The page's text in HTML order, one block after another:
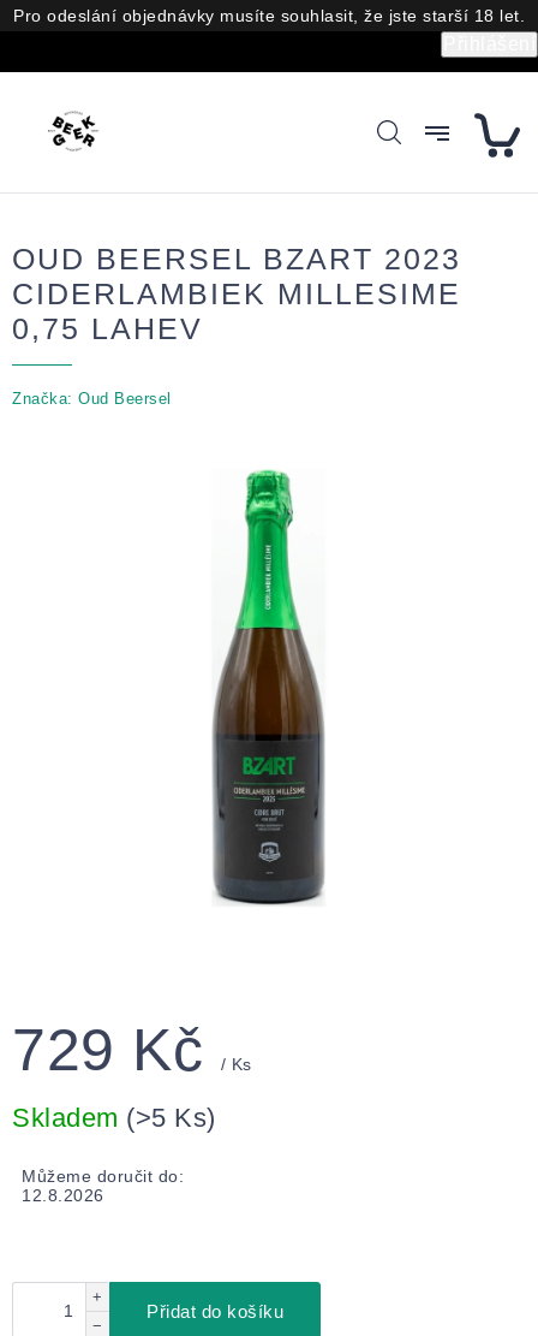
Přejít
na
Pro odeslání objednávky musíte souhlasit, že jste starší 18 let.
OUD BEERSEL BZART 2023
CIDERLAMBIEK MILLESIME
0,75 LAHEV
Značka: Oud Beersel
729 Kč / Ks
cena:
Skladem (>5 Ks)
Můžeme doručit do:
12.8.2026
+
−
Přidat do košíku